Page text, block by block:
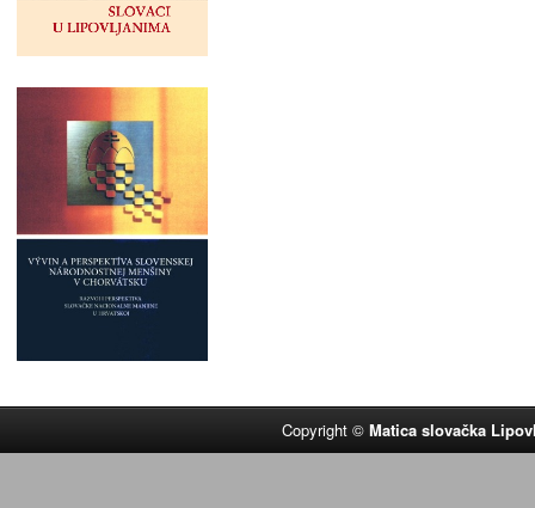
Copyright ©Matica slovačka